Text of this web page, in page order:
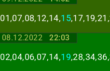
01,07,08,12,14,15
08.12.2022 22:03
02,04,06,07,14,19